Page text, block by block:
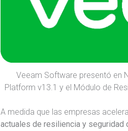
Veeam Software presentó en
Platform v13.1 y el Módulo de
A medida que las empresas
actuales de resiliencia y seguridad